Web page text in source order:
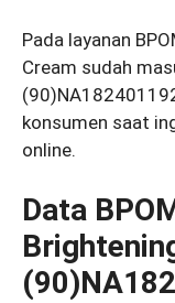
Pada layanan
Cream sudah
konsumen saat
online.
Data